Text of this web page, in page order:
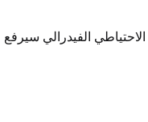
الفيدرالي سيرفع